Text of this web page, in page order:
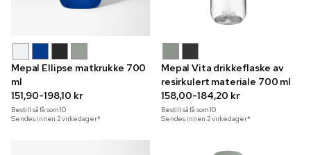
Mepal Ellipse matkrukke 700
ml
151,90-198,10 kr
Bestill så få som10
Sendes innen 2 virkedager*
Mepal Vita drikkeflaske av
resirkulert materiale 700 ml
158,00-184,20 kr
Bestill så få som10
Sendes innen 2 virkedager*